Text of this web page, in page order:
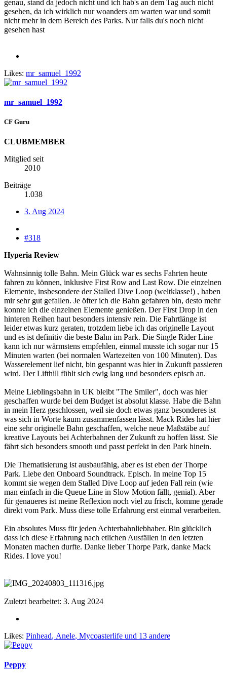
genau, stand da jedoch nicht und ich hab's an dem Tag auch nicht
gesehen, da ich wirklich nur woanders am warten war und somit
nicht mehr in dem Bereich des Parks. Nur falls du's noch nicht
gesehen hast
Likes: mr_samuel_1992
mr_samuel_1992
CF Guru
CLUBMEMBER
Mitglied seit
2010
Beiträge
1.038
3. Aug 2024
#318
Hyperia Review
Wahnsinnig tolle Bahn. Mein Glück war es sechs Fahrten heute
fahren zu können, inklusive First Row and Last Row. Die einzelnen
Elemente, insbesondere der Stalled Dive Loop (weltklasse!) , haben
mir sehr gut gefallen. Je öfter ich die Bahn gefahren bin, desto mehr
konnte ich die einzelnen Elemente genießen. Der First Drop in den
hinteren Reihen haut besonders intensiv rein. Die Fahrtlänge ist
leider etwas kurz geraten, trotzdem liebe ich das originelle Layout
und es ist definitiv die beste Bahn im Park. Die Single Rider Line
kann ich nur wärmstens empfehlen, einmal musste ich sogar nur 15
Minuten warten (bei normalen Wartezeiten von 100 Minuten). Das
Wasserelement lief nicht, bin gespannt was hier in Zukunft passieren
wird. Der Lifthill fühlt sich ewig lang und besonders episch an.
Meine Lieblingsbahn in UK bleibt "The Smiler", doch was hier
geschaffen wurde bei dem Budget ist absolut klasse. Habe die Bahn
in mein Herz geschlossen, weil sie doch etwas ganz besonderes ist
was sich in Worte kaum zusammenfassen lässt. Mack Rides hat hier
eine sehr originelle Bahn geschaffen, welche neue Maßstäbe auf
kreative Layouts bei Achterbahnen der Zukunft zu hoffen lässt. Sie
fährt sich besonders smooth und passt perfekt in den Park hinein.
Die Thematisierung ist ausbaufähig, aber es ist eben der Thorpe
Park. Liebe den Onboard Soundtrack. Episch. In meine Top 15
kommt sie wegen dem Stalled Dive Loop auf jeden Fall rein (wie
man einfach in die Queue Line in Slow Motion fällt, genial). Aber
für genaueres ist meine Reflexion noch viel zu frisch, komme gerade
direkt vom Park. Muss diese tolle Erfahrung erst einmal verarbeiten.
Ein absolutes Muss für jeden Achterbahnliebhaber. Bin glücklich
dass ich diese Erfahrung nach etlichen Ausfällen in den letzten
Monaten machen durfte. Danke lieber Thorpe Park, danke Mack
Rides. I love you!
Zuletzt bearbeitet: 3. Aug 2024
Likes: Pinhead, Anele, Mycoasterlife und 13 andere
Peppy